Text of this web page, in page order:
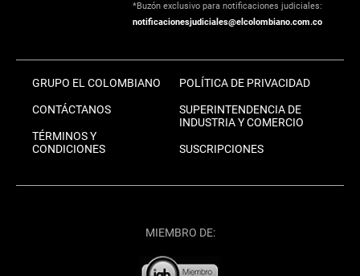
*Buzón exclusivo para notificaciones judiciales:
notificacionesjudiciales@elcolombiano.com.co
GRUPO EL COLOMBIANO
CONTÁCTANOS
TÉRMINOS Y
CONDICIONES
POLÍTICA DE PRIVACIDAD
SUPERINTENDENCIA DE
INDUSTRIA Y COMERCIO
SUSCRIPCIONES
MIEMBRO DE: